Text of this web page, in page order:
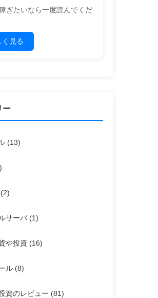
ぎたいなら一度読んでくだ
く見る
ー
(13)
(2)
サーバ (1)
や投資 (16)
ル (8)
資のレビュー (81)